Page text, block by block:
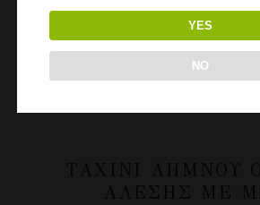
ΤΑΧΊΝΙ ΛΉΜΝΟΥ
ΆΛΕΣΗΣ ΜΕ
YES
NO